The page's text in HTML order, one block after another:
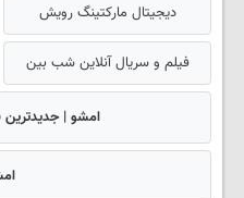
دیجیتال مارکتینگ رویش
فیلم و سریال آنلاین شب بین
امشو | جدیدترین